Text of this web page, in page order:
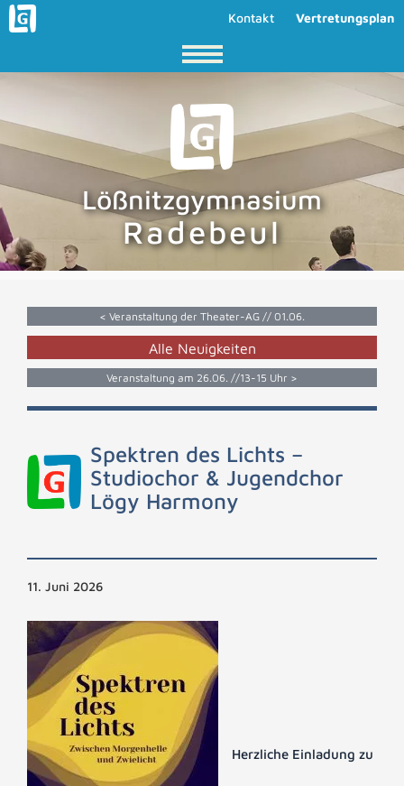
Kontakt Vertretungsplan
Lößnitzgymnasium
Radebeul
< Veranstaltung der Theater-AG // 01.06.
Alle Neuigkeiten
Veranstaltung am 26.06. //13-15 Uhr >
Spektren des Lichts –
Studiochor & Jugendchor
Lögy Harmony
11. Juni 2026
Herzliche Einladung zu